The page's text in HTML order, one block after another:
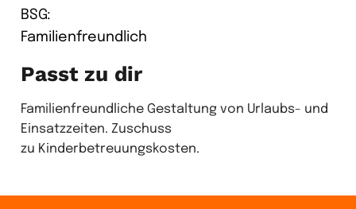
Passt zu dir
Familienfreundliche Gestaltung von Urlaubs- und
Einsatzzeiten. Zuschuss
zu Kinderbetreuungskosten.